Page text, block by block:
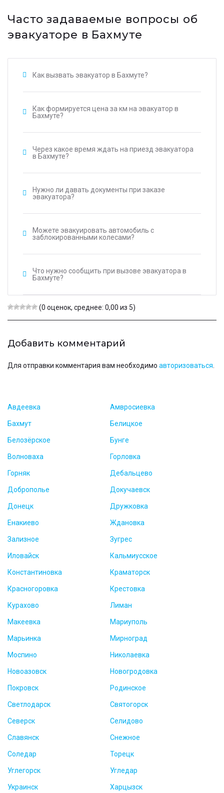
Авдеевка Амвросиевка
Бахмут Белицкое
Белозёрское Бунге
Волноваха Горловка
Горняк Дебальцево
Доброполье Докучаевск
Донецк Дружковка
Енакиево Ждановка
Зализное Зугрес
Иловайск Кальмиусское
Константиновка Краматорск
Красногоровка Крестовка
Курахово Лиман
Макеевка Мариуполь
Марьинка Мирноград
Моспино Николаевка
Новоазовск Новогродовка
Покровск Родинское
Светлодарск Святогорск
Северск Селидово
Славянск Снежное
Соледар Торецк
Углегорск Угледар
Украинск Харцызск
Часто задаваемые вопросы об
эвакуаторе в Бахмуте
Как вызвать эвакуатор в Бахмуте?
Как формируется цена за км на эвакуатор в
Бахмуте?
Через какое время ждать на приезд эвакуатора
в Бахмуте?
Нужно ли давать документы при заказе
эвакуатора?
Можете эвакуировать автомобиль с
заблокированными колесами?
Что нужно сообщить при вызове эвакуатора в
Бахмуте?
(0 оценок, среднее: 0,00 из 5)
Добавить комментарий
Для отправки комментария вам необходимо авторизоваться